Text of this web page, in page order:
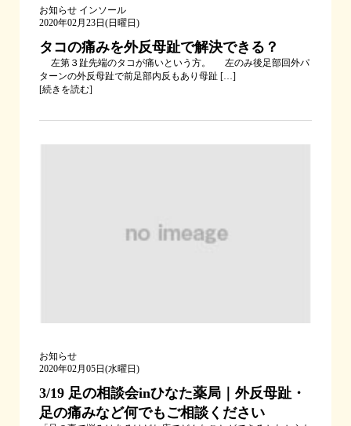
お知らせ インソール
2020年02月23日(日曜日)
タコの痛みを外反母趾で解決できる？
左第３趾先端のタコが痛いという方。 左のみ後足部回外パ
ターンの外反母趾で前足部内反もあり母趾 […]
[続きを読む]
お知らせ
2020年02月05日(水曜日)
3/19 足の相談会inひなた薬局｜外反母趾・
足の痛みなど何でもご相談ください